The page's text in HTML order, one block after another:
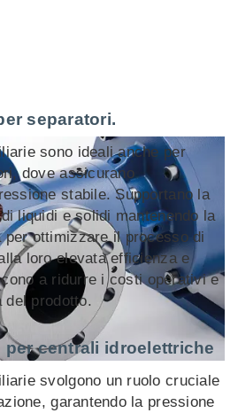
separatori.
sono ideali anche per
dove assicurano
stabile. Supportano la
liquidi e solidi mantenendo la
per ottimizzare il processo di
loro elevata efficienza e
a ridurre i costi operativi e
del prodotto.
per centrali idroelettriche
svolgono un ruolo cruciale
garantendo la pressione